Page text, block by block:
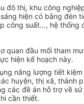
đô thị, khu công
hiện có bằng đèn
công suất…, hệ thống
quan đầu mối tham
hiện kế hoạch này.
năng lượng tiết
huyện, thị xã, thành
các đề án hỗ trợ về
cần thiết.